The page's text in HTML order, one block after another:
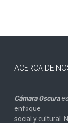
ACERCA DE
Cámara Oscura
enfoque
social y cultural.